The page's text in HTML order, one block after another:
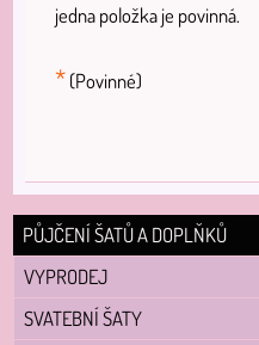
jedna položka je povinná.
*(Povinné)
PŮJČENÍ ŠATŮ A DOPLŇKŮ
VYPRODEJ
SVATEBNÍ ŠATY